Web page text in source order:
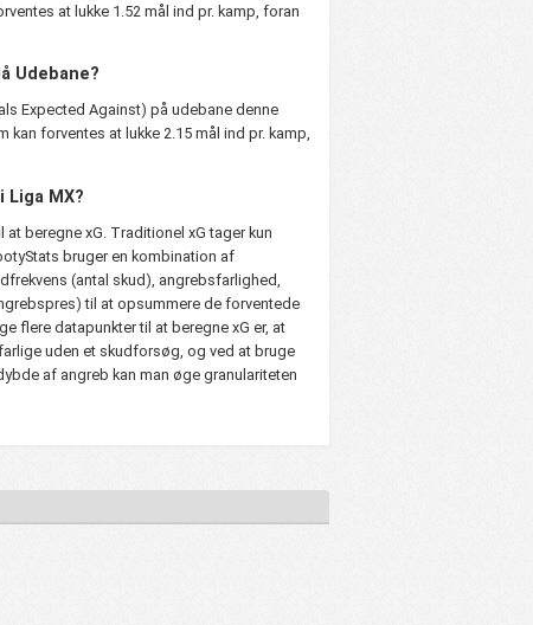
at lukke 1.52 mål ind pr. kamp, foran
Udebane?
Expected Against) på udebane denne
kan forventes at lukke 2.15 mål ind pr. kamp,
Liga MX?
beregne xG. Traditionel xG tager kun
bruger en kombination af
(antal skud), angrebsfarlighed,
til at opsummere de forventede
flere datapunkter til at beregne xG er, at
uden et skudforsøg, og ved at bruge
af angreb kan man øge granulariteten